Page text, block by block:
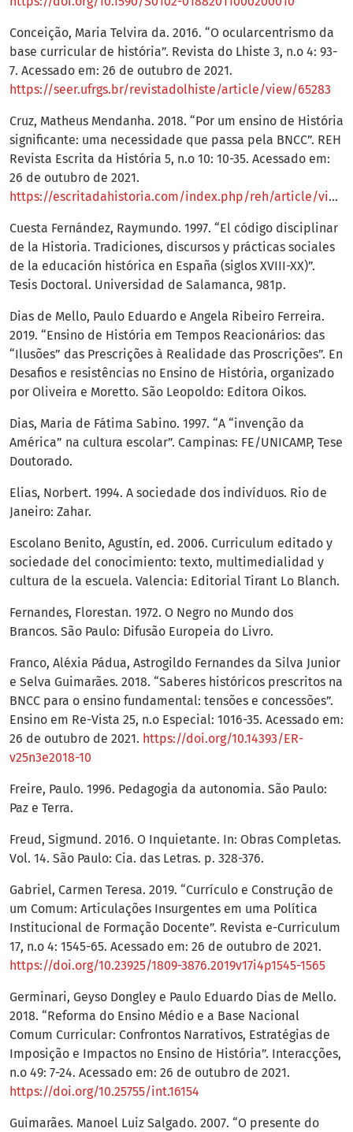
Conceição, Maria Telvira da. 2016. “O ocularcentrismo da
base curricular de história”. Revista do Lhiste 3, n.o 4: 93-
7. Acessado em: 26 de outubro de 2021.
https://seer.ufrgs.br/revistadolhiste/article/view/65283
Cruz, Matheus Mendanha. 2018. “Por um ensino de História
significante: uma necessidade que passa pela BNCC”. REH
Revista Escrita da História 5, n.o 10: 10-35. Acessado em:
26 de outubro de 2021.
https://escritadahistoria.com/index.php/reh/article/view/147
Cuesta Fernández, Raymundo. 1997. “El código disciplinar
de la Historia. Tradiciones, discursos y prácticas sociales
de la educación histórica en España (siglos XVIII-XX)”.
Tesis Doctoral. Universidad de Salamanca, 981p.
Dias de Mello, Paulo Eduardo e Angela Ribeiro Ferreira.
2019. “Ensino de História em Tempos Reacionários: das
“Ilusões” das Prescrições à Realidade das Proscrições”. En
Desafios e resistências no Ensino de História, organizado
por Oliveira e Moretto. São Leopoldo: Editora Oikos.
Dias, Maria de Fátima Sabino. 1997. “A “invenção da
América” na cultura escolar”. Campinas: FE/UNICAMP, Tese
Doutorado.
Elias, Norbert. 1994. A sociedade dos indivíduos. Rio de
Janeiro: Zahar.
Escolano Benito, Agustín, ed. 2006. Curriculum editado y
sociedade del conocimiento: texto, multimedialidad y
cultura de la escuela. Valencia: Editorial Tirant Lo Blanch.
Fernandes, Florestan. 1972. O Negro no Mundo dos
Brancos. São Paulo: Difusão Europeia do Livro.
Franco, Aléxia Pádua, Astrogildo Fernandes da Silva Junior
e Selva Guimarães. 2018. “Saberes históricos prescritos na
BNCC para o ensino fundamental: tensões e concessões”.
Ensino em Re-Vista 25, n.o Especial: 1016-35. Acessado em:
26 de outubro de 2021. https://doi.org/10.14393/ER-
v25n3e2018-10
Freire, Paulo. 1996. Pedagogia da autonomia. São Paulo:
Paz e Terra.
Freud, Sigmund. 2016. O Inquietante. In: Obras Completas.
Vol. 14. São Paulo: Cia. das Letras. p. 328-376.
Gabriel, Carmen Teresa. 2019. “Currículo e Construção de
um Comum: Articulações Insurgentes em uma Política
Institucional de Formação Docente”. Revista e-Curriculum
17, n.o 4: 1545-65. Acessado em: 26 de outubro de 2021.
https://doi.org/10.23925/1809-3876.2019v17i4p1545-1565
Germinari, Geyso Dongley e Paulo Eduardo Dias de Mello.
2018. “Reforma do Ensino Médio e a Base Nacional
Comum Curricular: Confrontos Narrativos, Estratégias de
Imposição e Impactos no Ensino de História”. Interacções,
n.o 49: 7-24. Acessado em: 26 de outubro de 2021.
https://doi.org/10.25755/int.16154
Guimarães. Manoel Luiz Salgado. 2007. “O presente do